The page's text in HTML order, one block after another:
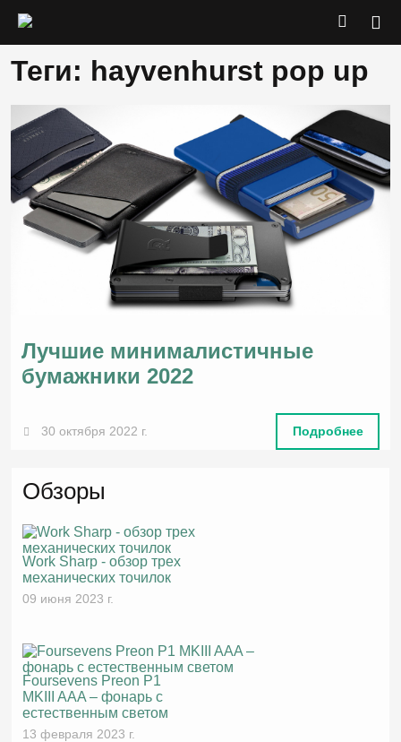
Теги: hayvenhurst pop up
Лучшие минималистичные
бумажники 2022
30 октября 2022 г. Подробнее
Обзоры
Work Sharp - обзор трех
механических точилок
09 июня 2023 г.
Foursevens Preon P1
MKIII AAA – фонарь с
естественным светом
13 февраля 2023 г.